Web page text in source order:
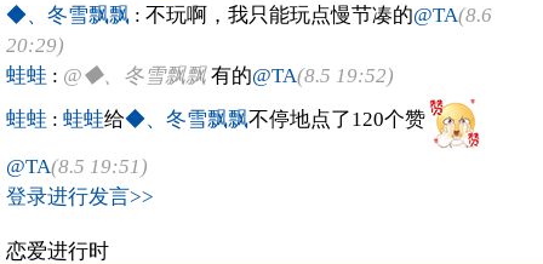
◆、冬雪飘飘 : 不玩啊，我只能玩点慢节凑的@TA(8.6
20:29)
蛙蛙 : @◆、冬雪飘飘有的@TA(8.5 19:52)
蛙蛙 : 蛙蛙给◆、冬雪飘飘不停地点了120个赞
@TA(8.5 19:51)
登录进行发言>>
恋爱进行时